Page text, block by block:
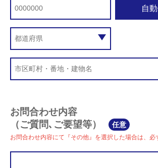
自
お問合わせ内容
（ご質問､ご要望等）
任意
お問合わせ内容にて『その他』を選択した場合は、必